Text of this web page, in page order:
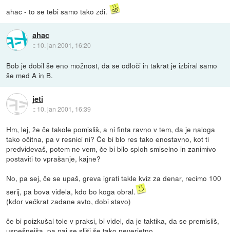
ahac - to se tebi samo tako zdi.
ahac
:: 10. jan 2001, 16:20
Bob je dobil še eno možnost, da se odloči in takrat je izbiral samo
še med A in B.
jeti
:: 10. jan 2001, 16:39
Hm, lej, že če takole pomisliš, a ni finta ravno v tem, da je naloga
tako očitna, pa v resnici ni? Če bi blo res tako enostavno, kot ti
predvidevaš, potem ne vem, če bi bilo sploh smiselno in zanimivo
postaviti to vprašanje, kajne?
No, pa sej, če se upaš, greva igrati takle kviz za denar, recimo 100
serij, pa bova videla, kdo bo koga obral.
(kdor večkrat zadane avto, dobi stavo)
če bi poizkušal tole v praksi, bi videl, da je taktika, da se premisliš,